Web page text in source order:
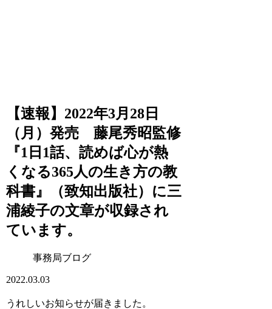
【速報】2022年3月28日
（月）発売 藤尾秀昭監修
『1日1話、読めば心が熱
くなる365人の生き方の教
科書』（致知出版社）に三
浦綾子の文章が収録され
ています。
事務局ブログ
2022.03.03
うれしいお知らせが届きました。